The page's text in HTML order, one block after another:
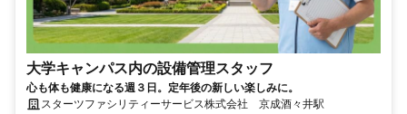
大学キャンパス内の設備管理スタッフ
心も体も健康になる週３日。定年後の新しい楽しみに。
スターツファシリティーサービス株式会社 京成酒々井駅